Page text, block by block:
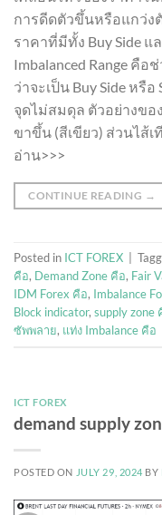
การดีดตัวขึ้นหรือแกว่งตั
ราคาที่มีทั้ง Buy Side
Imbalanced Range คื
ว่าจะเป็น Buy Side หรือ
จุดไม่สมดุล ตัวอย่างขอ
ขาขึ้น (สีเขียว) ส่วนไส้เ
อ่าน>>>
CONTINUE READING →
Posted in ICT FOREX
คือ, Demand Zone คือ, Fair
IDM Forex คือ, Imbalance
Block indicator, supply zone
ซัพพลาย, แท่ง Imbalance คือ
ICT FOREX
demand supply
POSTED ON JULY 29, 2024 BY